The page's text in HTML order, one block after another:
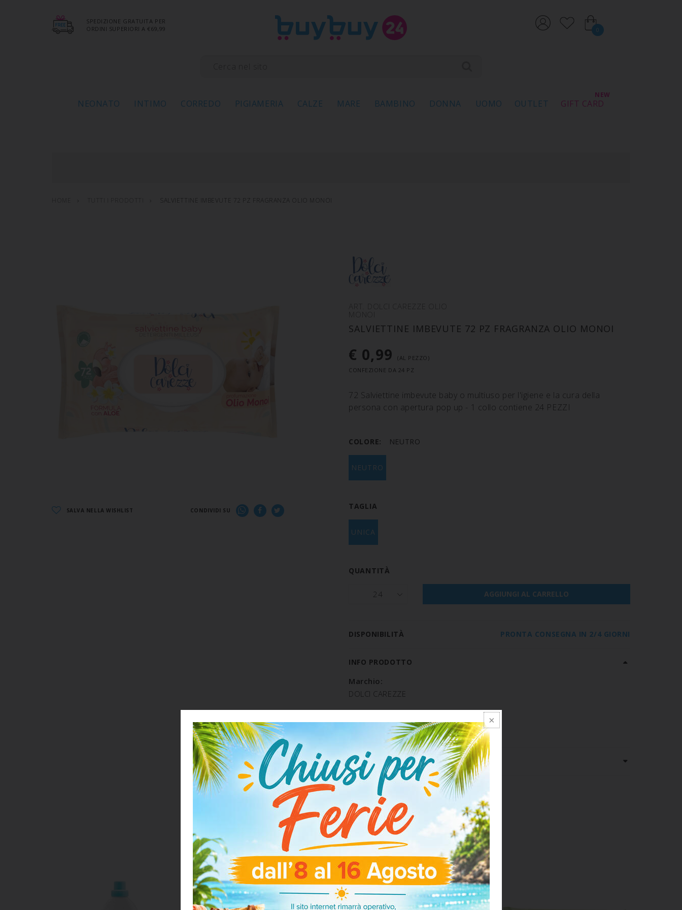
SPEDIZIONE GRATUITA PER
ORDINI SUPERIORI A €69,99
0
NEONATO INTIMO CORREDO PIGIAMERIA CALZE MARE BAMBINO DONNA UOMO OUTLET GIFT CARD
SALVIETTINE IMBEVUTE 72 PZ FRAGRANZA OLIO MONOI
SALVA NELLA WISHLIST CONDIVIDI SU
SALVIETTINE IMBEVUTE 72 PZ FRAGRANZA OLIO MONOI
€ 0,99
(AL PEZZO)
CONFEZIONE DA 24 PZ
72 Salviettine imbevute baby o multiuso per l'igiene e la cura della
persona con apertura pop up - 1 collo contiene 24 PEZZI
COLORE: NEUTRO
NEUTRO
TAGLIA
UNICA
QUANTITÀ
24 AGGIUNGI AL CARRELLO
DISPONIBILITÀ PRONTA CONSEGNA IN 2/4 GIORNI
INFO PRODOTTO
Marchio:
DOLCI CAREZZE
FAZZOLETTI IMBEVUTI
SPEDIZIONE E RESO
ARTICOLI CORRELATI